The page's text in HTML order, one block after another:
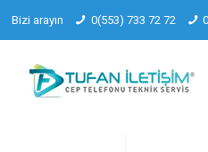
Bizi arayın 0(553) 733 72 72